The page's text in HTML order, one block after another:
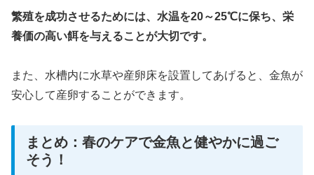
繁殖を成功させるためには、水温を20～25℃に保ち、栄
養価の高い餌を与えることが大切です。
また、水槽内に水草や産卵床を設置してあげると、金魚が
安心して産卵することができます。
まとめ：春のケアで金魚と健やかに過ご
そう！